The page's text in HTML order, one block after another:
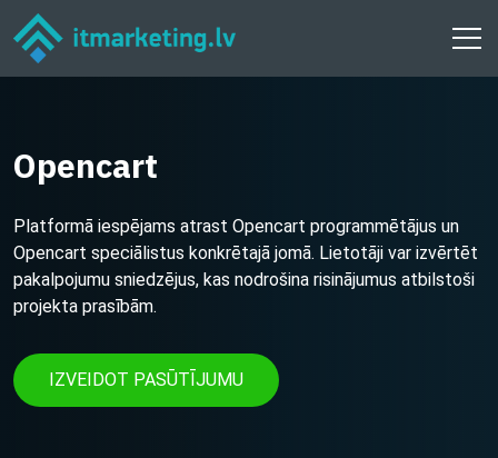
Opencart
Platformā iespējams atrast Opencart programmētājus un
Opencart speciālistus konkrētajā jomā. Lietotāji var izvērtēt
pakalpojumu sniedzējus, kas nodrošina risinājumus atbilstoši
projekta prasībām.
IZVEIDOT PASŪTĪJUMU